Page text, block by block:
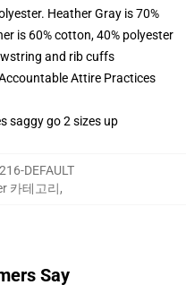
Heather Gray is 70%
is 60% cotton, 40% polyester
and rib cuffs
Attire Practices
saggy go 2 sizes up
DEFAULT
카테고리,
Say